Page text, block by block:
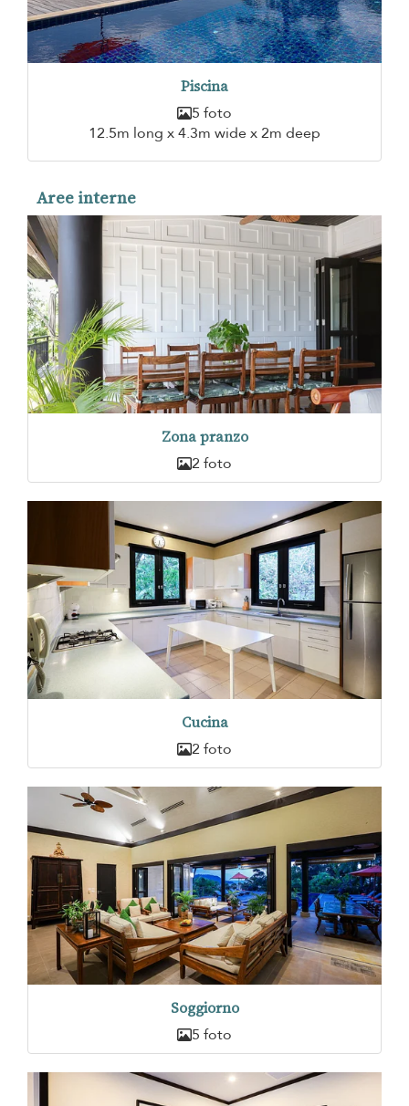
Piscina
5 foto
12.5m long x 4.3m wide x 2m deep
Aree interne
Zona pranzo
2 foto
Cucina
2 foto
Soggiorno
5 foto